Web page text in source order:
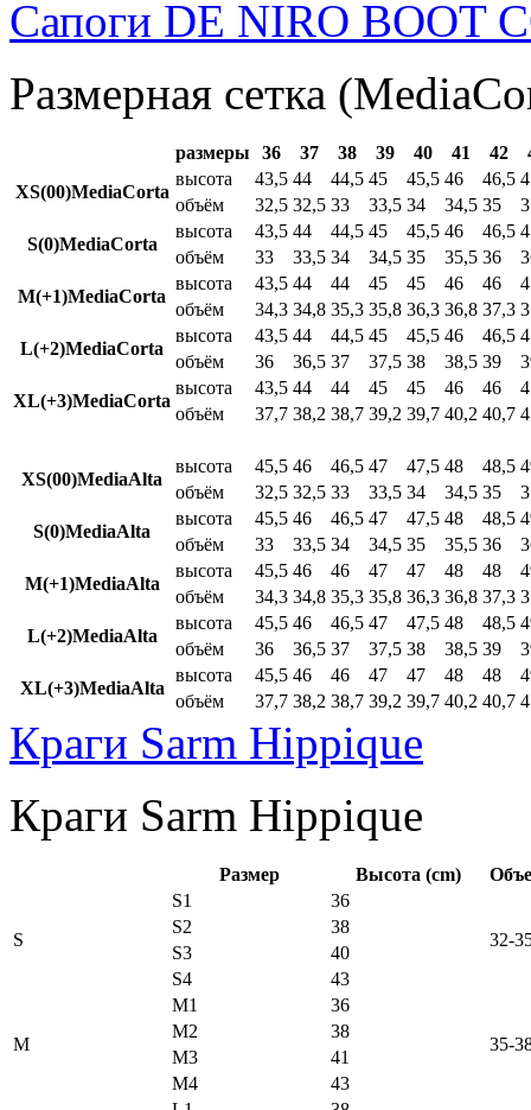
Сапоги DE NIRO BOOT
Размерная сетка
размеры 36 37 38 39 40 41 42
XS(00)MediaCorta
высота 43,5 44 44,5 45 45,5 46 46,5
объём
32,5 32,5 33 33,5 34 34,5 35
S(0)MediaCorta
высота 43,5 44 44,5 45 45,5 46 46,5
объём
33 33,5 34 34,5 35 35,5 36
M(+1)MediaCorta
высота 43,5 44 44 45 45 46 46
объём
34,3 34,8 35,3 35,8 36,3 36,8 37,3
L(+2)MediaCorta
высота 43,5 44 44,5 45 45,5 46 46,5
объём
36 36,5 37 37,5 38 38,5 39
XL(+3)MediaCorta
высота 43,5 44 44 45 45 46 46
объём
37,7 38,2 38,7 39,2 39,7 40,2 40,7
XS(00)MediaAlta
высота 45,5 46 46,5 47 47,5 48 48,5
объём
32,5 32,5 33 33,5 34 34,5 35
S(0)MediaAlta
высота 45,5 46 46,5 47 47,5 48 48,5
объём
33 33,5 34 34,5 35 35,5 36
M(+1)MediaAlta
высота 45,5 46 46 47 47 48 48
объём
34,3 34,8 35,3 35,8 36,3 36,8 37,3
L(+2)MediaAlta
высота 45,5 46 46,5 47 47,5 48 48,5
объём
36 36,5 37 37,5 38 38,5 39
XL(+3)MediaAlta
высота 45,5 46 46 47 47 48 48
объём
37,7 38,2 38,7 39,2 39,7 40,2 40,7
Краги Sarm Hippique
Краги Sarm Hippique
Размер Высота (cm)
S
S1
36
32-
S2
38
S3
40
S4
43
M
M1
36
35-
M2
38
M3
41
M4
43